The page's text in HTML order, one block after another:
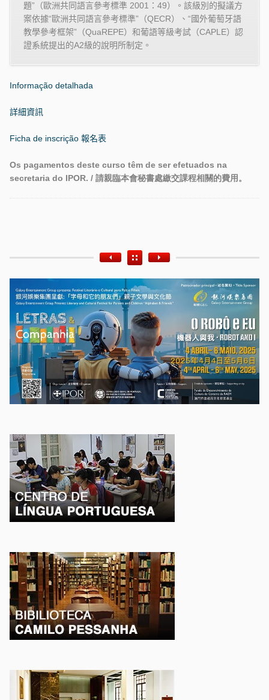
題”（歐洲共同語言參考標準2001 ： 49）。該級別的擬議方
案依據“歐洲共同語言參考標準”（QECR）、“國外葡萄牙語
教學參考框架”（QuaREPE）和葡語等級考試（CAPLE）認
證系統提出的A2級的說明所制定。
Informação detalhada
詳細資訊
Ficha de inscrição 報名表
Os pagamentos deste curso têm de ser efetuados na
secretaria do IPOR. / 請親臨本會秘書處繳交課程相關的費用。